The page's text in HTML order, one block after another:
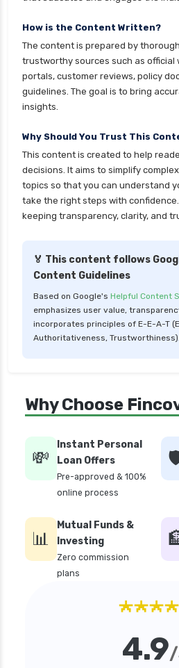
health insurance pune
health insurance rajkot
health insurance renewal
health insurance stocks
health insurance tax
health insurance thane
health insurance tirunelveli
health insurance top up
health insurance udaipur
health insurance vadodara
health insurance varanasi
health insurance vs
how health insurance works
how to apply health
how to cancel health
how to check star health
status
iifl health insurance
individual health insurance
irdai health insurance
is dental treatment covered
life insurance vs health
maternity health insurance
How is the Content Written?
The content is prepared by
trustworthy sources such as official
portals, customer reviews, policy
guidelines. The goal is to bring
insights.
Why Should You Trust This
This content is created to help
decisions. It aims to simplify
topics so that you can understand
take the right steps with
keeping transparency, clarity, and
🏅 This content follows
Content Guidelines
Based on Google's Helpful Content
emphasizes user value,
incorporates principles of E-E-A-T
Authoritativeness, Trustworthiness).
Why Choose
💸
Instant Personal
Loan Offers
Pre-approved & 100%
online process
📊
Mutual Funds &
Investing
Zero commission
plans
4.9